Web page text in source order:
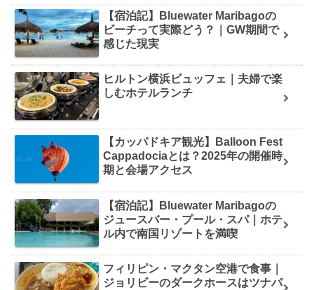
【宿泊記】Bluewater Maribagoの
ビーチって実際どう？｜GW期間で
感じた現実
ヒルトン横浜ビュッフェ｜夫婦で楽
しむホテルランチ
【カッパドキア観光】Balloon Fest
Cappadociaとは？2025年の開催時
期と会場アクセス
【宿泊記】Bluewater Maribagoの
ジュースバー・プール・スパ｜ホテ
ル内で南国リゾートを満喫
フィリピン・マクタン空港で食事｜
ジョリビーのダークホースはツナパ